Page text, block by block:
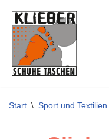
Zum
Inhalt
springen
Start \ Sport und Textilien